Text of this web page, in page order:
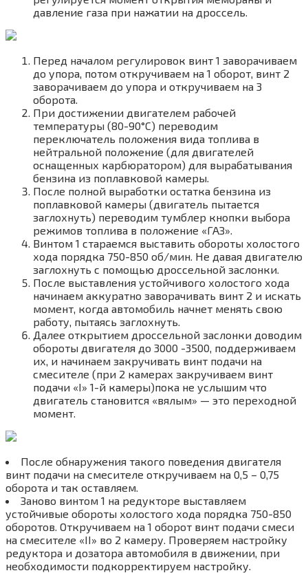
давление газа при нажатии на дроссель.
Перед началом регулировок винт 1 заворачиваем
до упора, потом откручиваем на 1 оборот, винт 2
заворачиваем до упора и откручиваем на 3
оборота.
При достижении двигателем рабочей
температуры (80-90°С) переводим
переключатель положения вида топлива в
нейтральной положение (для двигателей
оснащенных карбюратором) для вырабатывания
бензина из поплавковой камеры.
После полной выработки остатка бензина из
поплавковой камеры (двигатель пытается
заглохнуть) переводим тумблер кнопки выбора
режимов топлива в положение «ГАЗ».
Винтом 1 стараемся выставить обороты холостого
хода порядка 750-850 об/мин. Не давая двигателю
заглохнуть с помощью дроссельной заслонки.
После выставления устойчивого холостого хода
начинаем аккуратно заворачивать винт 2 и искать
момент, когда автомобиль начнет менять свою
работу, пытаясь заглохнуть.
Далее открытием дроссельной заслонки доводим
обороты двигателя до 3000 -3500, поддерживаем
их, и начинаем закручивать винт подачи на
смесителе (при 2 камерах закручиваем винт
подачи «I» 1-й камеры)пока не услышим что
двигатель становится «вялым» — это переходной
момент.
После обнаружения такого поведения двигателя
винт подачи на смесителе откручиваем на 0,5 – 0,75
оборота и так оставляем.
Заново винтом 1 на редукторе выставляем
устойчивые обороты холостого хода порядка 750-850
оборотов. Откручиваем на 1 оборот винт подачи смеси
на смесителе «II» во 2 камеру. Проверяем настройку
редуктора и дозатора автомобиля в движении, при
необходимости подкорректируем настройку.